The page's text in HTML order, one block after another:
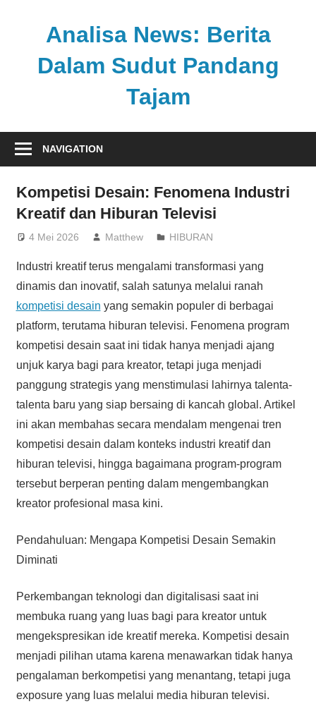
Analisa News: Berita
Dalam Sudut Pandang
Tajam
kritis
dari
dunia,
politik,
olahraga
NAVIGATION
Kompetisi Desain: Fenomena Industri
Kreatif dan Hiburan Televisi
4 Mei 2026 Matthew HIBURAN
Industri kreatif terus mengalami transformasi yang
dinamis dan inovatif, salah satunya melalui ranah
kompetisi desain yang semakin populer di berbagai
platform, terutama hiburan televisi. Fenomena program
kompetisi desain saat ini tidak hanya menjadi ajang
unjuk karya bagi para kreator, tetapi juga menjadi
panggung strategis yang menstimulasi lahirnya talenta-
talenta baru yang siap bersaing di kancah global. Artikel
ini akan membahas secara mendalam mengenai tren
kompetisi desain dalam konteks industri kreatif dan
hiburan televisi, hingga bagaimana program-program
tersebut berperan penting dalam mengembangkan
kreator profesional masa kini.
Pendahuluan: Mengapa Kompetisi Desain Semakin
Diminati
Perkembangan teknologi dan digitalisasi saat ini
membuka ruang yang luas bagi para kreator untuk
mengekspresikan ide kreatif mereka. Kompetisi desain
menjadi pilihan utama karena menawarkan tidak hanya
pengalaman berkompetisi yang menantang, tetapi juga
exposure yang luas melalui media hiburan televisi.